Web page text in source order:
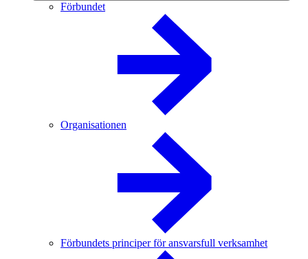
Förbundet
Organisationen
Förbundets principer för ansvarsfull verksamhet